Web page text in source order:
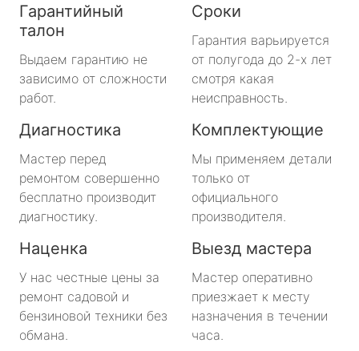
Гарантийный
талон
Выдаем гарантию не
зависимо от сложности
работ.
Сроки
Гарантия варьируется
от полугода до 2-х лет
смотря какая
неисправность.
Диагностика
Мастер перед
ремонтом совершенно
бесплатно производит
диагностику.
Комплектующие
Мы применяем детали
только от
официального
производителя.
Наценка
У нас честные цены за
ремонт садовой и
бензиновой техники без
обмана.
Выезд мастера
Мастер оперативно
приезжает к месту
назначения в течении
часа.